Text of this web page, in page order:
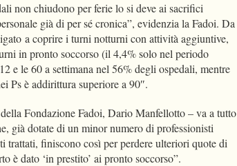
non chiudono per ferie lo si deve ai sacrifici
già di per sé cronica”, evidenzia la Fadoi. Da
a coprire i turni notturni con attività aggiuntive,
in pronto soccorso (il 4,4% solo nel periodo
e le 60 a settimana nel 56% degli ospedali, mentre
Ps è addirittura superiore a 90″.
Fondazione Fadoi, Dario Manfellotto – va a tutto
già dotate di un minor numero di professionisti
trattati, finiscono così per perdere ulteriori quote di
è dato ‘in prestito’ ai pronto soccorso”.